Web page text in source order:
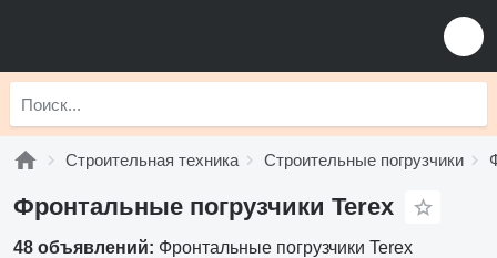
Строительная техника Строительные погрузчики
Фронтальные погрузчики Terex
48 объявлений: Фронтальные погрузчики Terex